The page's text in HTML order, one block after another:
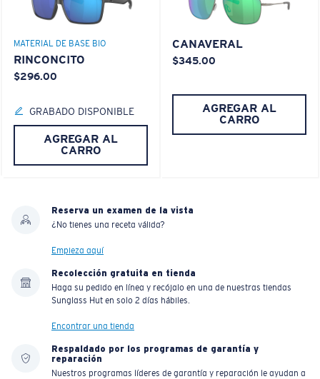
MATERIAL DE BASE BIO
RINCONCITO
$296.00
GRABADO DISPONIBLE
AGREGAR AL
CARRO
CANAVERAL
$345.00
AGREGAR AL
CARRO
Reserva un examen de la vista
¿No tienes una receta válida?
Empieza aquí
Recolección gratuita en tienda
Haga su pedido en línea y recójalo en una de nuestras tiendas
Sunglass Hut en solo 2 días hábiles.
Encontrar una tienda
Respaldado por los programas de garantía y
reparación
Nuestros programas líderes de garantía y reparación le ayudan a